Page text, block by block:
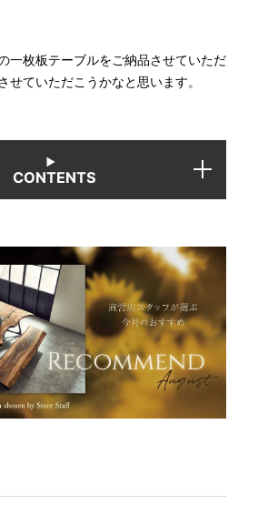
一枚板テーブルをご納品させていただ
せていただこうかなと思います。
CONTENTS